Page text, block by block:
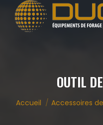
OUTIL
Vous êtes ici :
Accueil Accessoires